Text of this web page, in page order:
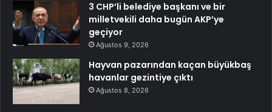
3 CHP’li belediye başkanı ve bir
milletvekili daha bugün AKP’ye
geçiyor
Ağustos 9, 2026
Hayvan pazarından kaçan büyükbaş
havanlar gezintiye çıktı
Ağustos 8, 2026